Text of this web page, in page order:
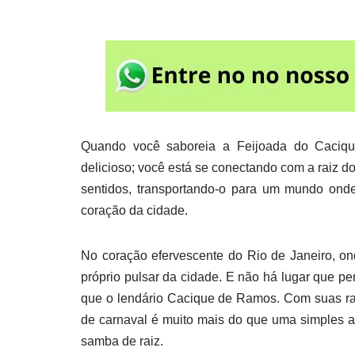
Quando você saboreia a Feijoada do
delicioso; você está se conectando com a raiz
sentidos, transportando-o para um mundo
coração da cidade.
No coração efervescente do Rio de Janeiro,
próprio pulsar da cidade. E não há lugar que
que o lendário Cacique de Ramos. Com suas
de carnaval é muito mais do que uma simples
samba de raiz.